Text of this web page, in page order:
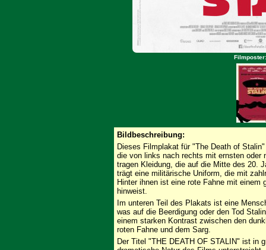
Bildbeschreibung:
Dieses Filmplakat für "The Death of
die von links nach rechts mit ernsten oder
tragen Kleidung, die auf die Mitte des 20.
trägt eine militärische Uniform, die mit
Hinter ihnen ist eine rote Fahne mit
hinweist.
Im unteren Teil des Plakats ist eine
was auf die Beerdigung oder den Tod
einem starken Kontrast zwischen den
roten Fahne und dem Sarg.
Der Titel "THE DEATH OF STALIN" ist in